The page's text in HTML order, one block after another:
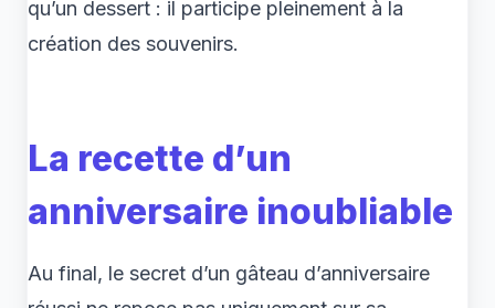
qu’un dessert : il participe pleinement à la
création des souvenirs.
La recette d’un
anniversaire inoubliable
Au final, le secret d’un gâteau d’anniversaire